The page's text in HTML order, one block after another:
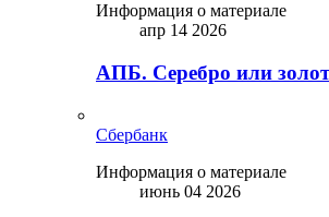
Информация о материале
апр 14 2026
АПБ. Серебро или
Сбербанк
Информация о материале
июнь 04 2026